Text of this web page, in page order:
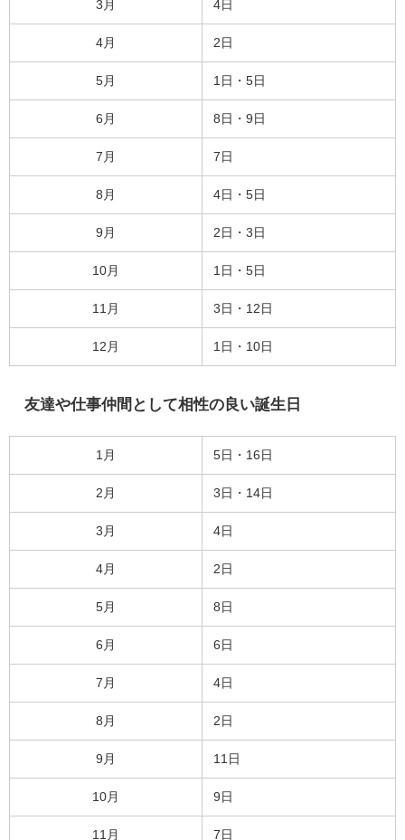
3月 4日
4月 2日
5月 1日・5日
6月 8日・9日
7月 7日
8月 4日・5日
9月 2日・3日
10月 1日・5日
11月 3日・12日
12月 1日・10日
友達や仕事仲間として相性の良い誕生日
1月 5日・16日
2月 3日・14日
3月 4日
4月 2日
5月 8日
6月 6日
7月 4日
8月 2日
9月 11日
10月 9日
11月 7日